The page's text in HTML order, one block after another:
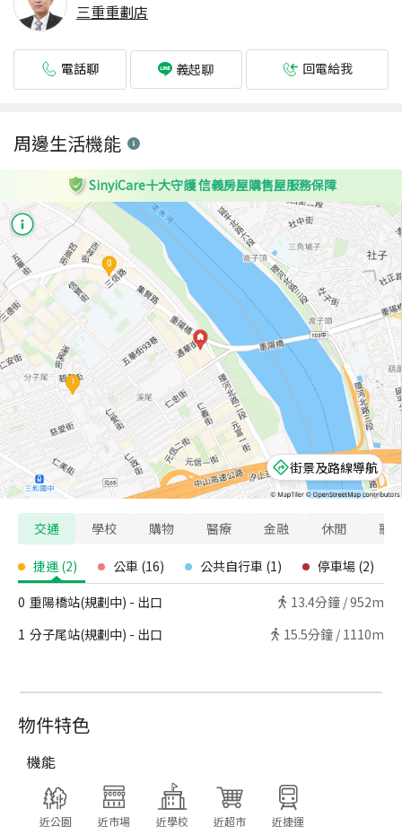
三重重劃店
電話聊 義起聊 回電給我
物件特色
機能
近公園 近市場 近學校 近超市 近捷運
周邊生活機能
SinyiCare十大守護 信義房屋購售屋服務保障
街景及路線導航
交通 學校 購物 醫療 金融 休閒 寵
捷運 (2) 公車 (16) 公共自行車 (1) 停車場 (2)
0 重陽橋站(規劃中) - 出口 13.4分鐘 /952m
1 分子尾站(規劃中) - 出口 15.5分鐘 / 1110m